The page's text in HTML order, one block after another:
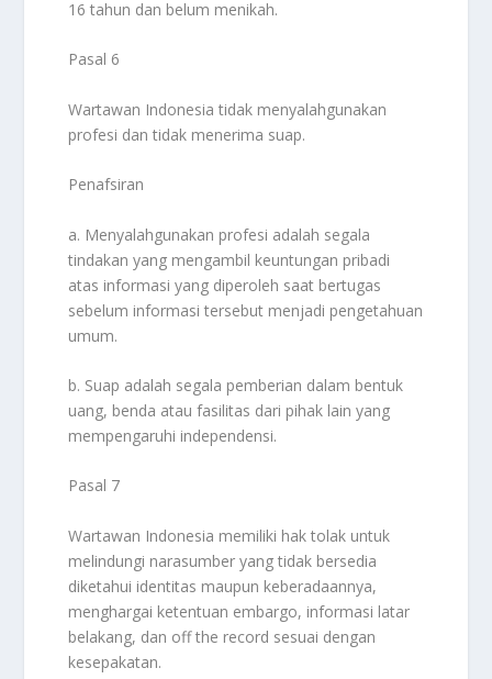
16 tahun dan belum menikah.
Pasal 6
Wartawan Indonesia tidak menyalahgunakan
profesi dan tidak menerima suap.
Penafsiran
a. Menyalahgunakan profesi adalah segala
tindakan yang mengambil keuntungan pribadi
atas informasi yang diperoleh saat bertugas
sebelum informasi tersebut menjadi pengetahuan
umum.
b. Suap adalah segala pemberian dalam bentuk
uang, benda atau fasilitas dari pihak lain yang
mempengaruhi independensi.
Pasal 7
Wartawan Indonesia memiliki hak tolak untuk
melindungi narasumber yang tidak bersedia
diketahui identitas maupun keberadaannya,
menghargai ketentuan embargo, informasi latar
belakang, dan off the record sesuai dengan
kesepakatan.